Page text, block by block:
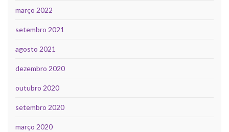
março 2022
setembro 2021
agosto 2021
dezembro 2020
outubro 2020
setembro 2020
março 2020